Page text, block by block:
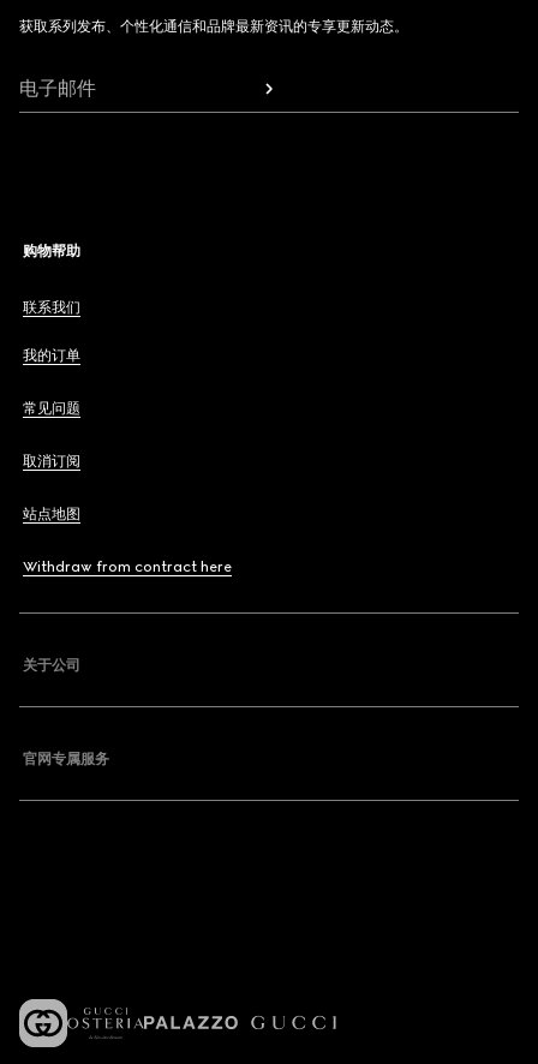
获取系列发布、个性化通信和品牌最新资讯的专享更新动态。
电子邮件
购物帮助
联系我们
我的订单
常见问题
取消订阅
站点地图
Withdraw from contract here
关于公司
官网专属服务